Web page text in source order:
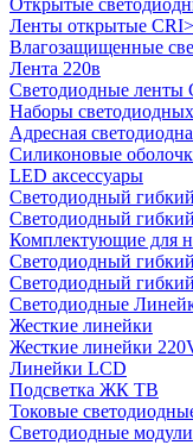
Открытые
Ленты открытые
Влагозащищенные
Лента 220в
Светодиодные ленты
Наборы
Адресная
Силиконовые
LED аксессуары
Светодиодный
Светодиодный
Комплектующие для
Светодиодный
Светодиодный
Светодиодные
Жесткие линейки
Жесткие линейки
Линейки LCD
Подсветка ЖК ТВ
Токовые
Светодиодные модули